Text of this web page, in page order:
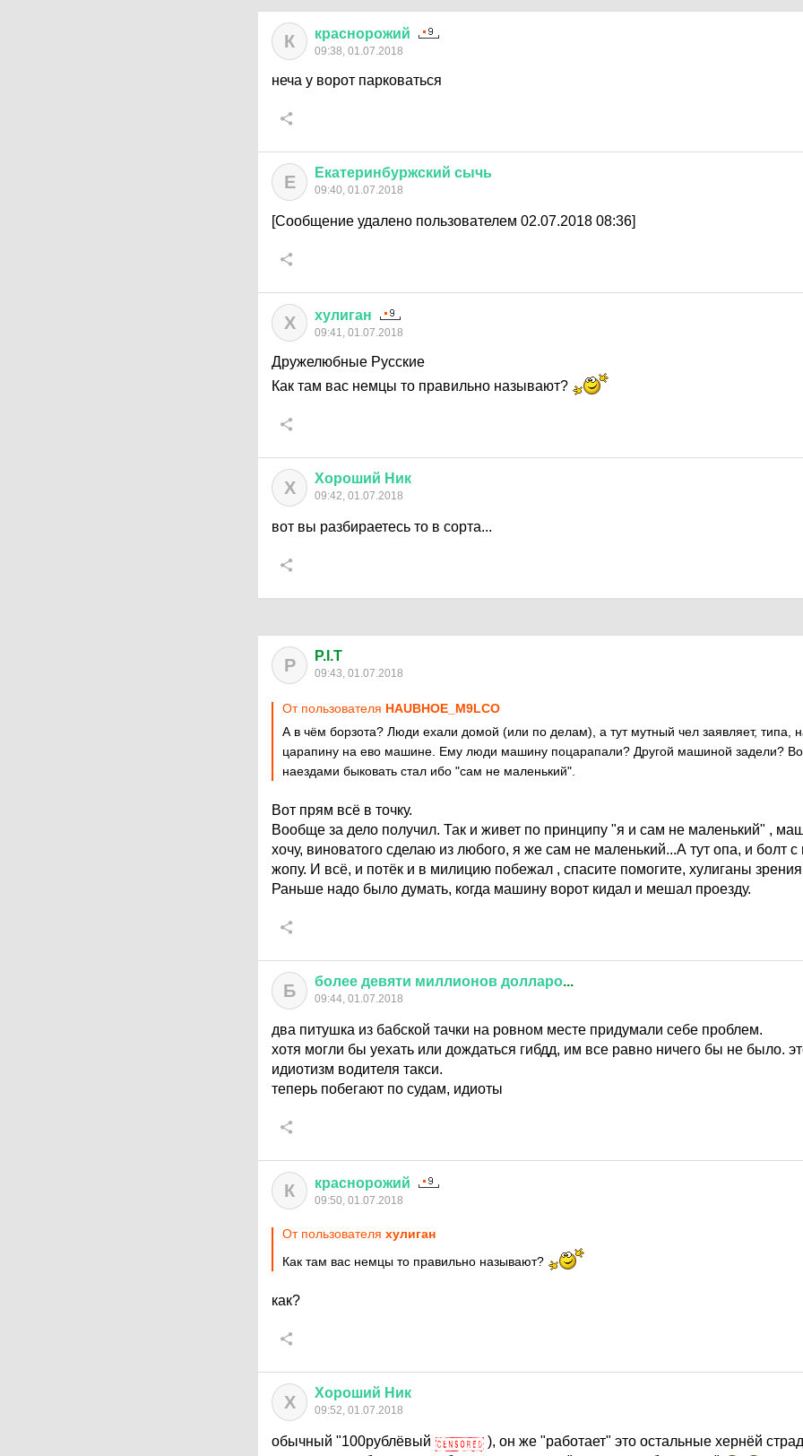
К краснорожий
09:38, 01.07.2018
неча у ворот парковаться
Е Екатеринбуржский сычь
09:40, 01.07.2018
[Сообщение удалено пользователем 02.07.2018 08:36]
Х хулиган
09:41, 01.07.2018
Дружелюбные Русские
Как там вас немцы то правильно называют?
Х Хороший Ник
09:42, 01.07.2018
вот вы разбираетесь то в сорта...
P P.I.T
09:43, 01.07.2018
От пользователя HAUBHOE_M9LCO
А в чём борзота? Люди ехали домой (или по делам), а тут мутный чел заявляет, типа,
царапину на ево машине. Ему люди машину поцарапали? Другой машиной задели?
наездами быковать стал ибо "сам не маленький".
Вот прям всё в точку.
Вообще за дело получил. Так и живет по принципу "я и сам не маленький" ,
хочу, виноватого сделаю из любого, я же сам не маленький...А тут опа, и болт
жопу. И всё, и потёк и в милицию побежал , спасите помогите, хулиганы
Раньше надо было думать, когда машину ворот кидал и мешал проезду.
Б более девяти миллионов долларо...
09:44, 01.07.2018
два питушка из бабской тачки на ровном месте придумали себе проблем.
хотя могли бы уехать или дождаться гибдд, им все равно ничего бы не было.
идиотизм водителя такси.
теперь побегают по судам, идиоты
К краснорожий
09:50, 01.07.2018
От пользователя хулиган
Как там вас немцы то правильно называют?
как?
Х Хороший Ник
09:52, 01.07.2018
обычный "100рублёвый
), он же "работает" это остальные хернёй